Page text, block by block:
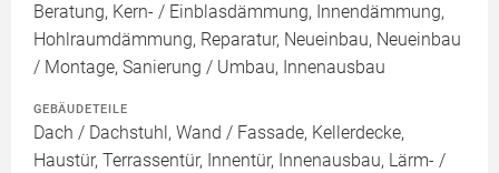
Beratung, Kern- / Einblasdämmung, Innendämmung,
Hohlraumdämmung, Reparatur, Neueinbau, Neueinbau
/ Montage, Sanierung / Umbau, Innenausbau
GEBÄUDETEILE
Dach / Dachstuhl, Wand / Fassade, Kellerdecke,
Haustür, Terrassentür, Innentür, Innenausbau, Lärm- /